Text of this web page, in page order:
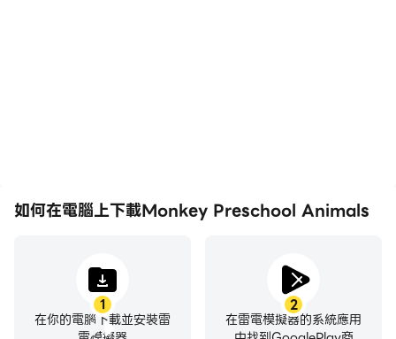
如何在電腦上下載Monkey Preschool Animals
1
在你的電腦下載並安裝雷
2
在雷電模擬器的系統應用